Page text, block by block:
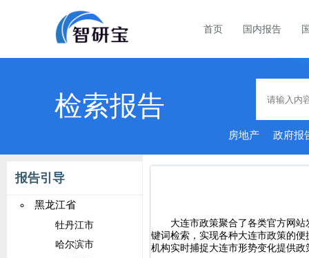
首页 国内报告
检索报告
房地产 政府报
定
报告引导
黑龙江省
牡丹江市
哈尔滨市
大连市政策聚合了各类官方网
键词检索，实现各种大连市政策的
机构实时捕捉大连市形势变化提供政